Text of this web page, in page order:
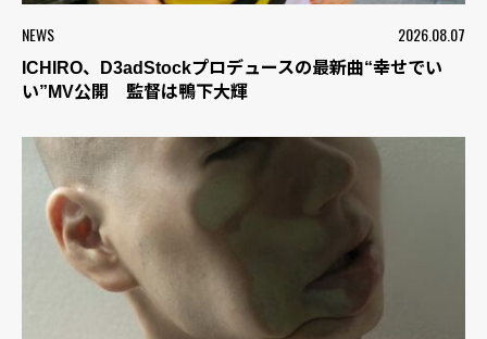
NEWS 2026.08.07
ICHIRO、D3adStockプロデュースの最新曲“幸せでい
い”MV公開 監督は鴨下大輝